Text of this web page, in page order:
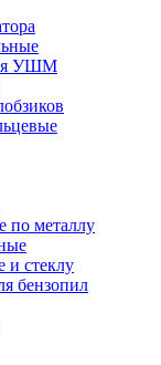
УШМ
по металлу
и стеклу
бензопил